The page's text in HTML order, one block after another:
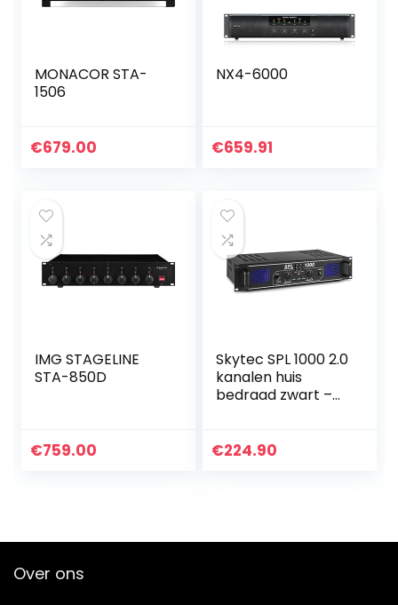
coaches, training,
gids
MONACOR STA-
1506
€679.00
NX4-6000
€659.91
IMG STAGELINE
STA-850D
€759.00
Skytec SPL 1000 2.0
kanalen huis
bedraad zwart –
95 dB, 500 W, 82
€224.90
Over ons